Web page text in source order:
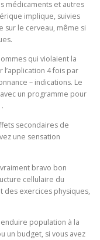
médicaments et autres
implique, suivies
sur le cerveau, même si
qui violaient la
4 fois par
– indications. Le
un programme pour
secondaires de
une sensation
vraiment bravo bon
cellulaire du
des exercices physiques,
population à la
un budget, si vous avez